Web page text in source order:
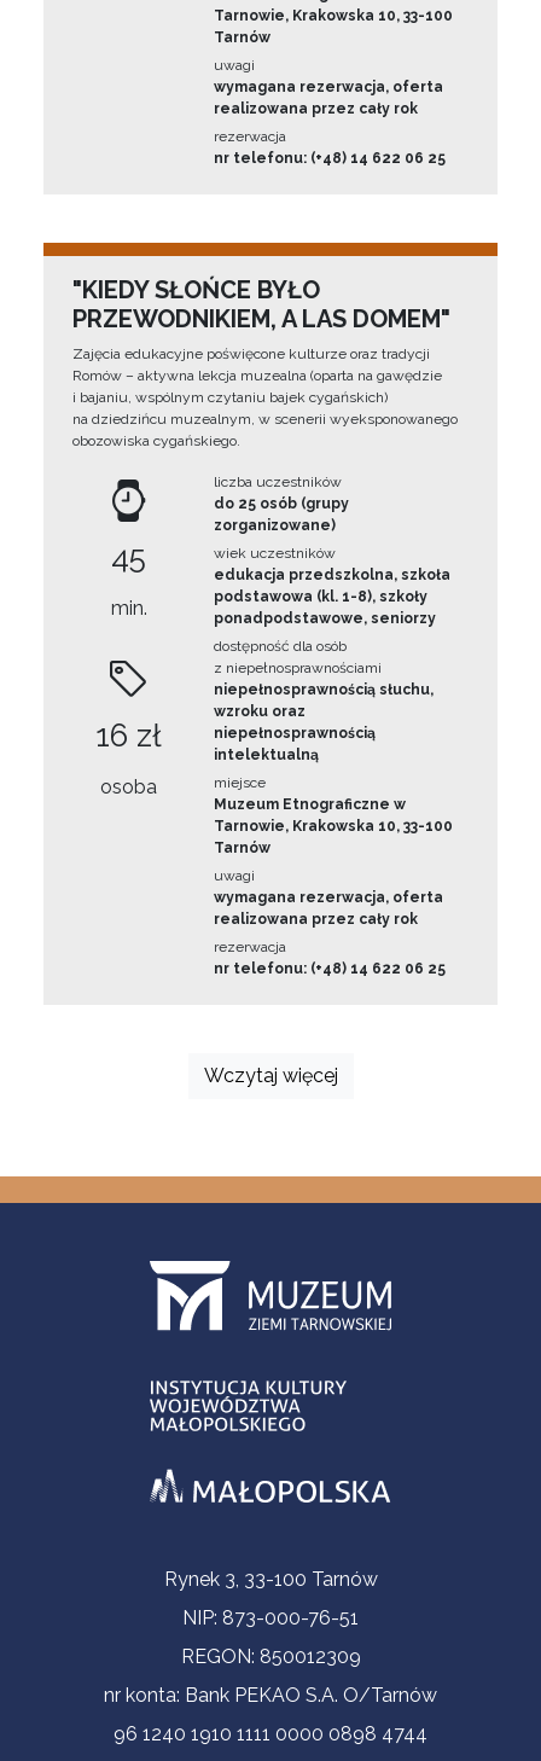
Tarnowie, Krakowska 10, 33-100
Tarnów
uwagi
wymagana rezerwacja, oferta
realizowana przez cały rok
rezerwacja
nr telefonu: (+48) 14 622 06 25
"KIEDY SŁOŃCE BYŁO
PRZEWODNIKIEM, A LAS DOMEM"
Zajęcia edukacyjne poświęcone kulturze oraz tradycji
Romów – aktywna lekcja muzealna (oparta na gawędzie
i bajaniu, wspólnym czytaniu bajek cygańskich)
na dziedzińcu muzealnym, w scenerii wyeksponowanego
obozowiska cygańskiego.
45
min.
16 zł
osoba
liczba uczestników
do 25 osób (grupy
zorganizowane)
wiek uczestników
edukacja przedszkolna, szkoła
podstawowa (kl. 1-8), szkoły
ponadpodstawowe, seniorzy
dostępność dla osób
z niepełnosprawnościami
niepełnosprawnością słuchu,
wzroku oraz
niepełnosprawnością
intelektualną
miejsce
Muzeum Etnograficzne w
Tarnowie, Krakowska 10, 33-100
Tarnów
uwagi
wymagana rezerwacja, oferta
realizowana przez cały rok
rezerwacja
nr telefonu: (+48) 14 622 06 25
Wczytaj więcej
Informacje kontaktoweRynek 3, 33-100 Tarnów
NIP: 873-000-76-51
REGON: 850012309
nr konta: Bank PEKAO S.A. O/Tarnów
96 1240 1910 1111 0000 0898 4744